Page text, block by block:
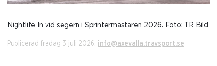
Nightlife In vid segern i Sprintermästaren 2026. Foto: TR Bild
Publicerad fredag 3 juli 2026. info@axevalla.travsport.se